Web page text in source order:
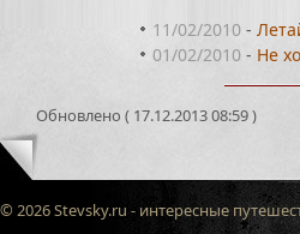
11/02/2010 -
01/02/2010 - Не
Обновлено ( 17.12.2013 08:59 )
© 2026 Stevsky.ru - интересные